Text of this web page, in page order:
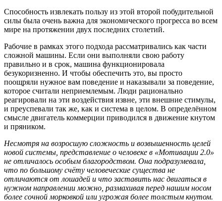
Способность извлекать пользу из этой второй побудительной
силы была очень важна для экономического прогресса во всем
мире на протяжении двух последних столетий.
Рабочие в рамках этого подхода рассматривались как части
сложной машины. Если они выполняли свою работу
правильно и в срок, машина функционировала
безукоризненно. И чтобы обеспечить это, вы просто
поощряли нужное вам поведение и наказывали за поведение,
которое считали неприемлемым. Люди рационально
реагировали на эти воздействия извне, эти внешние стимулы,
и преуспевали так же, как и система в целом. В определённом
смысле двигатель коммерции приводился в движение кнутом
и пряником.
Несмотря на возросшую сложность и возвышенность целей
новой системы, представление о человеке в «Мотивации 2.0»
не отличалось особым благородством. Она подразумевала,
что по большому счёту человеческие существа не
отличаются от лошадей и что заставить нас двигаться в
нужном направлении можно, размахивая перед нашим носом
более сочной морковкой или угрожая более толстым кнутом.